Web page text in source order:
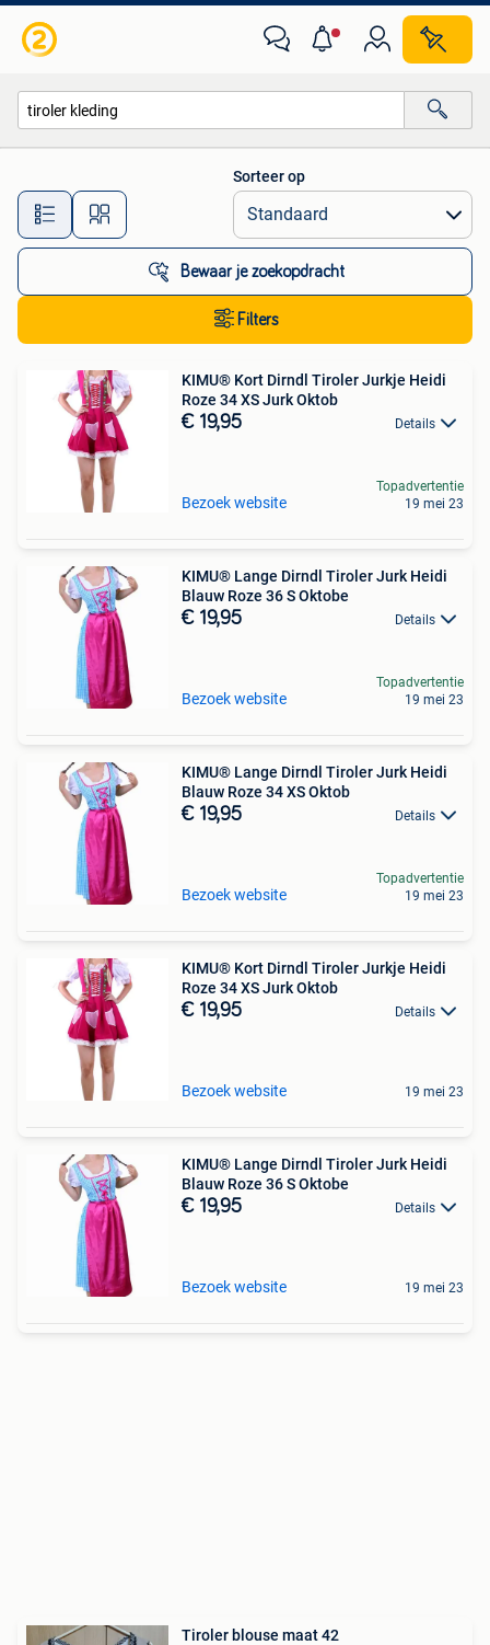
Alle afstanden…
Sorteer op
Bewaar je zoekopdracht
Filters
KIMU® Kort Dirndl Tiroler Jurkje Heidi
Roze 34 XS Jurk Oktob
€ 19,95 Details
Bezoek website
Topadvertentie
19 mei 23
KIMU® Lange Dirndl Tiroler Jurk Heidi
Blauw Roze 36 S Oktobe
€ 19,95 Details
Bezoek website
Topadvertentie
19 mei 23
KIMU® Lange Dirndl Tiroler Jurk Heidi
Blauw Roze 34 XS Oktob
€ 19,95 Details
Bezoek website
Topadvertentie
19 mei 23
KIMU® Kort Dirndl Tiroler Jurkje Heidi
Roze 34 XS Jurk Oktob
€ 19,95 Details
Bezoek website 19 mei 23
KIMU® Lange Dirndl Tiroler Jurk Heidi
Blauw Roze 36 S Oktobe
€ 19,95 Details
Bezoek website 19 mei 23
Tiroler blouse maat 42